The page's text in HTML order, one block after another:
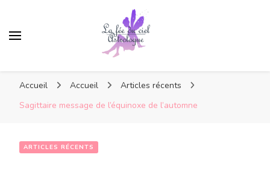
Accueil Accueil
Articles récents
Sagittaire message de l’équinoxe de l’automne
ARTICLES RÉCENTS